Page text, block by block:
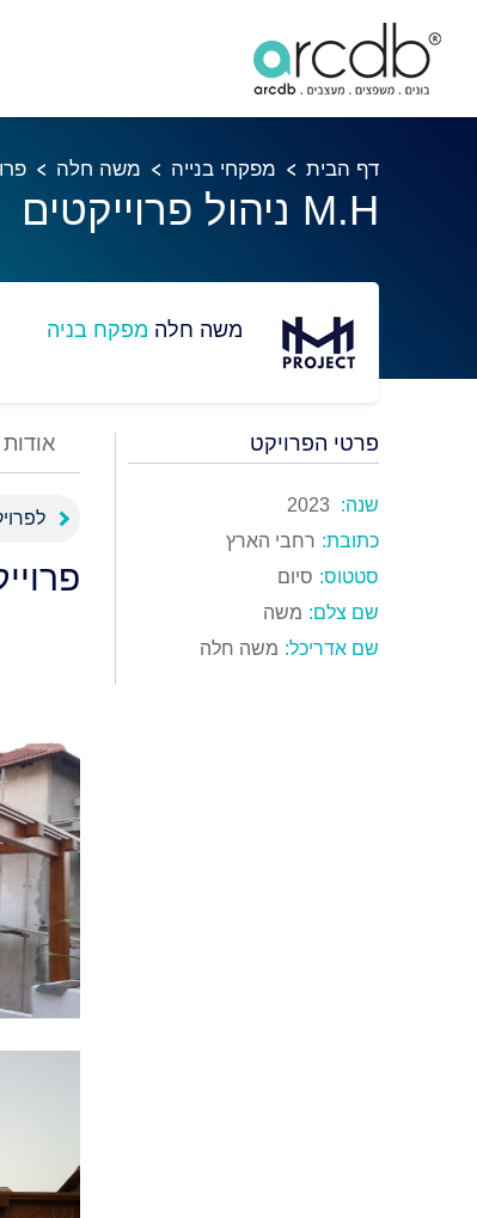
דף הבית מפקחי בנייה משה חלה
M.H ניהול פרוייקטים
משה חלה מפקח בניה
פרטי הפרויקט
שנה: 2023
כתובת: רחבי הארץ
סטטוס: סיום
שם צלם: משה
שם אדריכל: משה חלה
אודות